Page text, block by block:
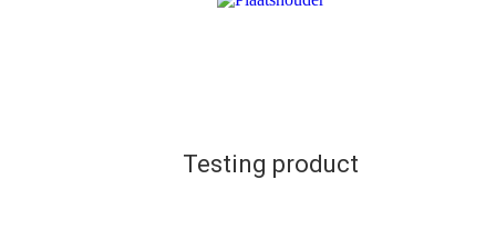
Testing product